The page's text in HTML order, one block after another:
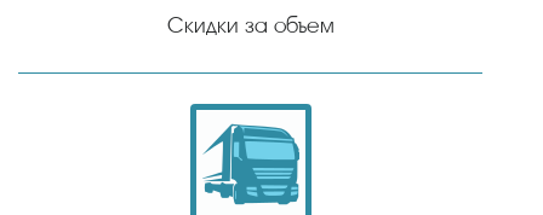
Скидки за объем